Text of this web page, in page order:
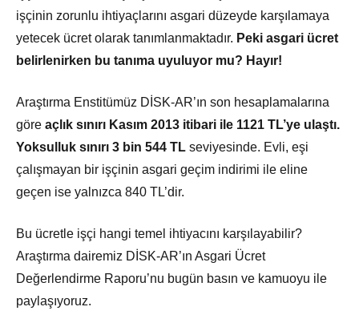
işçinin zorunlu ihtiyaçlarını asgari düzeyde karşılamaya
yetecek ücret olarak tanımlanmaktadır. Peki asgari ücret
belirlenirken bu tanıma uyuluyor mu? Hayır!
Araştırma Enstitümüz DİSK-AR’ın son hesaplamalarına
göre açlık sınırı Kasım 2013 itibari ile 1121 TL’ye ulaştı.
Yoksulluk sınırı 3 bin 544 TL seviyesinde. Evli, eşi
çalışmayan bir işçinin asgari geçim indirimi ile eline
geçen ise yalnızca 840 TL’dir.
Bu ücretle işçi hangi temel ihtiyacını karşılayabilir?
Araştırma dairemiz DİSK-AR’ın Asgari Ücret
Değerlendirme Raporu’nu bugün basın ve kamuoyu ile
paylaşıyoruz.